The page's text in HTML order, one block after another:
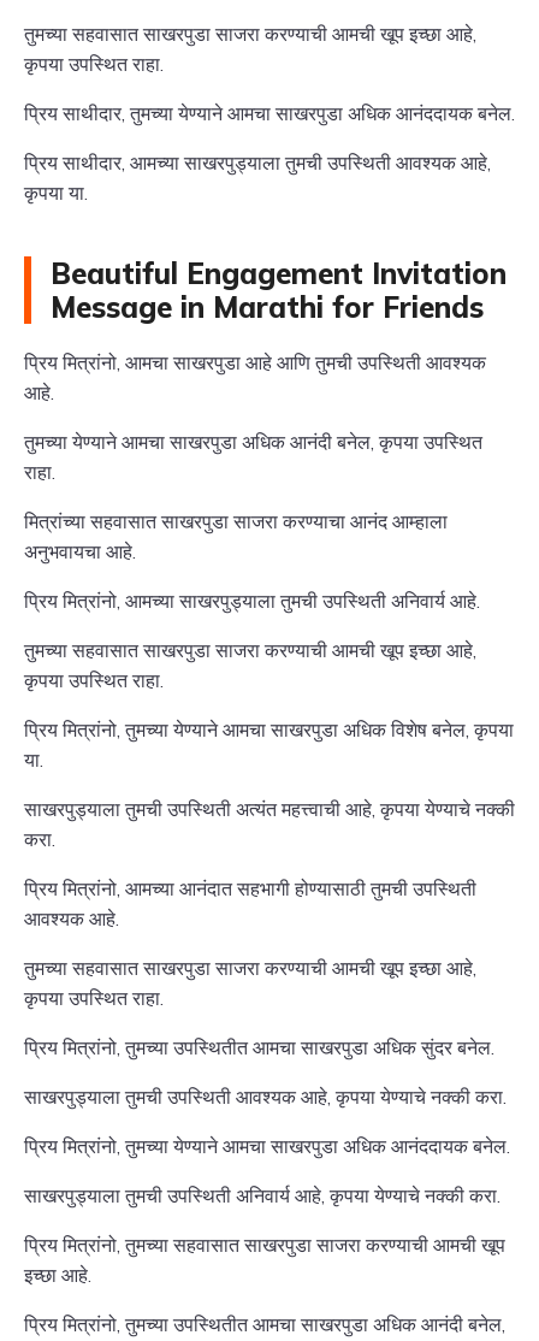
तुमच्या सहवासात साखरपुडा साजरा करण्याची आमची खूप इच्छा आहे,
कृपया उपस्थित राहा.
प्रिय साथीदार, तुमच्या येण्याने आमचा साखरपुडा अधिक आनंददायक बनेल.
प्रिय साथीदार, आमच्या साखरपुड्याला तुमची उपस्थिती आवश्यक आहे,
कृपया या.
Beautiful Engagement Invitation
Message in Marathi for Friends
प्रिय मित्रांनो, आमचा साखरपुडा आहे आणि तुमची उपस्थिती आवश्यक
आहे.
तुमच्या येण्याने आमचा साखरपुडा अधिक आनंदी बनेल, कृपया उपस्थित
राहा.
मित्रांच्या सहवासात साखरपुडा साजरा करण्याचा आनंद आम्हाला
अनुभवायचा आहे.
प्रिय मित्रांनो, आमच्या साखरपुड्याला तुमची उपस्थिती अनिवार्य आहे.
तुमच्या सहवासात साखरपुडा साजरा करण्याची आमची खूप इच्छा आहे,
कृपया उपस्थित राहा.
प्रिय मित्रांनो, तुमच्या येण्याने आमचा साखरपुडा अधिक विशेष बनेल, कृपया
या.
साखरपुड्याला तुमची उपस्थिती अत्यंत महत्त्वाची आहे, कृपया येण्याचे नक्की
करा.
प्रिय मित्रांनो, आमच्या आनंदात सहभागी होण्यासाठी तुमची उपस्थिती
आवश्यक आहे.
तुमच्या सहवासात साखरपुडा साजरा करण्याची आमची खूप इच्छा आहे,
कृपया उपस्थित राहा.
प्रिय मित्रांनो, तुमच्या उपस्थितीत आमचा साखरपुडा अधिक सुंदर बनेल.
साखरपुड्याला तुमची उपस्थिती आवश्यक आहे, कृपया येण्याचे नक्की करा.
प्रिय मित्रांनो, तुमच्या येण्याने आमचा साखरपुडा अधिक आनंददायक बनेल.
साखरपुड्याला तुमची उपस्थिती अनिवार्य आहे, कृपया येण्याचे नक्की करा.
प्रिय मित्रांनो, तुमच्या सहवासात साखरपुडा साजरा करण्याची आमची खूप
इच्छा आहे.
प्रिय मित्रांनो, तुमच्या उपस्थितीत आमचा साखरपुडा अधिक आनंदी बनेल,